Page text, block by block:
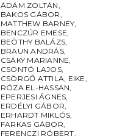
ÁDÁM ZOLTÁN,
BAKOS GÁBOR,
MATTHEW BARNEY,
BENCZÚR EMESE,
BEÖTHY BALÁZS,
BRAUN ANDRÁS,
CSÁKY MARIANNE,
CSONTÓ LAJOS,
CSÖRGŐ ATTILA, EIKE,
RÓZA EL-HASSAN,
EPERJESI ÁGNES,
ERDÉLYI GÁBOR,
ERHARDT MIKLÓS,
FARKAS GÁBOR,
FERENCZI RÓBERT,